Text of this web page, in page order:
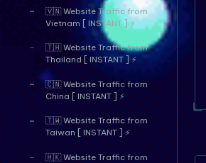
🇻🇳 Website Traffic from
Vietnam [ INSTANT ] ⚡
🇹🇭 Website Traffic from
Thailand [ INSTANT ] ⚡
🇨🇳 Website Traffic from
China [ INSTANT ] ⚡
🇹🇼 Website Traffic from
Taiwan [ INSTANT ] ⚡
🇭🇰 Website Traffic from